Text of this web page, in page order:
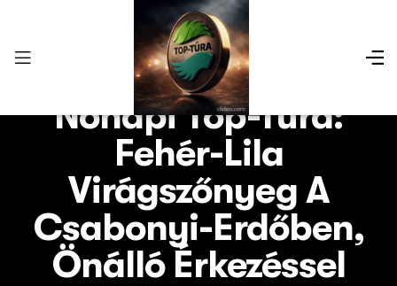
Nőnapi Top-Túra:
Fehér-Lila
Virágszőnyeg A
Csabonyi-Erdőben,
Önálló Érkezéssel